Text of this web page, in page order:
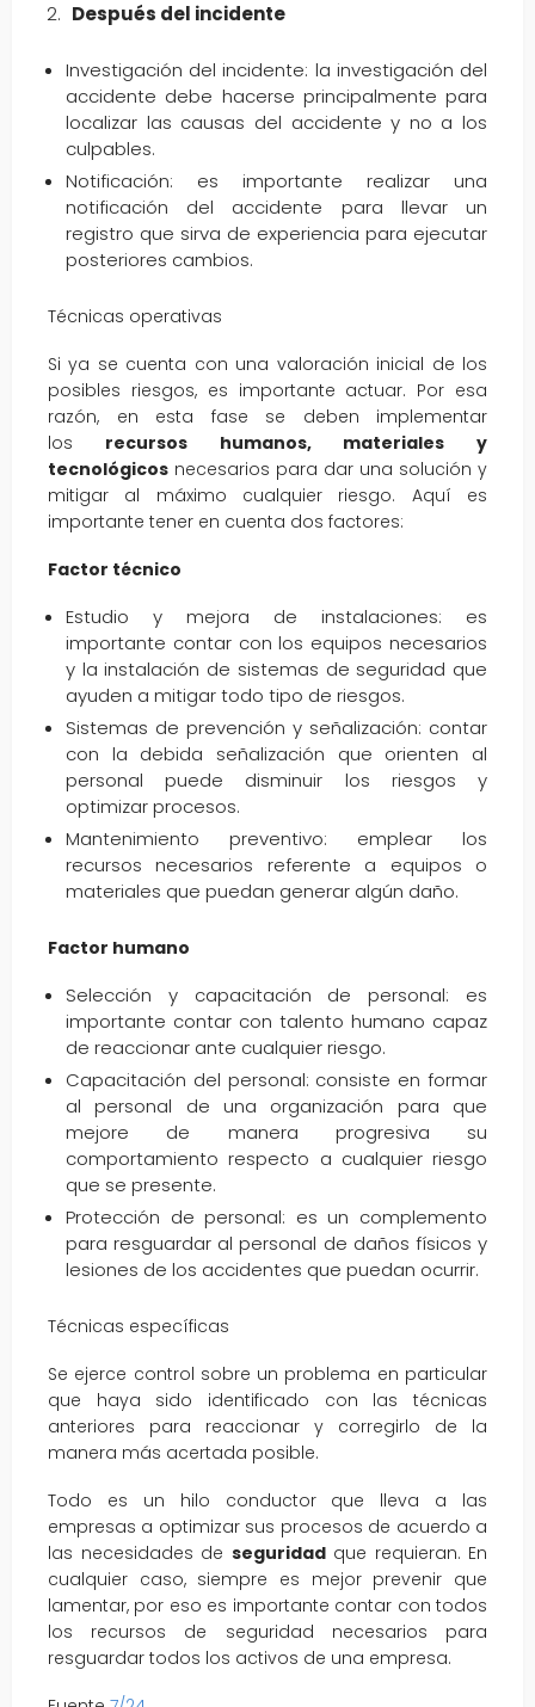
Después del incidente
Investigación del incidente: la investigación del
accidente debe hacerse principalmente para
localizar las causas del accidente y no a los
culpables.
Notificación: es importante realizar una
notificación del accidente para llevar un
registro que sirva de experiencia para ejecutar
posteriores cambios.
Técnicas operativas
Si ya se cuenta con una valoración inicial de los
posibles riesgos, es importante actuar. Por esa
razón, en esta fase se deben implementar
los recursos humanos, materiales y
tecnológicos necesarios para dar una solución y
mitigar al máximo cualquier riesgo. Aquí es
importante tener en cuenta dos factores:
Factor técnico
Estudio y mejora de instalaciones: es
importante contar con los equipos necesarios
y la instalación de sistemas de seguridad que
ayuden a mitigar todo tipo de riesgos.
Sistemas de prevención y señalización: contar
con la debida señalización que orienten al
personal puede disminuir los riesgos y
optimizar procesos.
Mantenimiento preventivo: emplear los
recursos necesarios referente a equipos o
materiales que puedan generar algún daño.
Factor humano
Selección y capacitación de personal: es
importante contar con talento humano capaz
de reaccionar ante cualquier riesgo.
Capacitación del personal: consiste en formar
al personal de una organización para que
mejore de manera progresiva su
comportamiento respecto a cualquier riesgo
que se presente.
Protección de personal: es un complemento
para resguardar al personal de daños físicos y
lesiones de los accidentes que puedan ocurrir.
Técnicas específicas
Se ejerce control sobre un problema en particular
que haya sido identificado con las técnicas
anteriores para reaccionar y corregirlo de la
manera más acertada posible.
Todo es un hilo conductor que lleva a las
empresas a optimizar sus procesos de acuerdo a
las necesidades de seguridadque requieran. En
cualquier caso, siempre es mejor prevenir que
lamentar, por eso es importante contar con todos
los recursos de seguridad necesarios para
resguardar todos los activos de una empresa.